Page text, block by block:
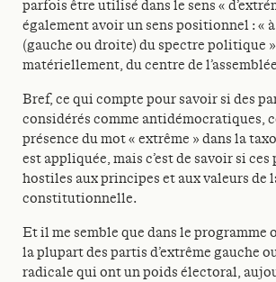
parfois être utilisé dans le sens «
également avoir un sens positionnel : « à
(gauche ou droite) du spectre politique
matériellement, du centre de
Bref, ce qui compte pour savoir si des
considérés comme antidémocratiques,
présence du mot « extrême » dans la
est appliquée, mais c’est de savoir si
hostiles aux principes et aux valeurs de
constitutionnelle.
Et il me semble que dans le programme
la plupart des partis d’extrême gauche
radicale qui ont un poids électoral,